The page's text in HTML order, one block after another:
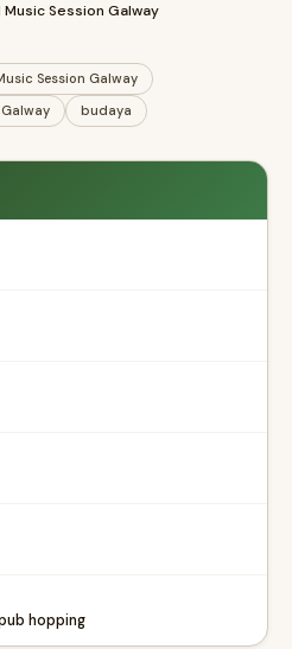
Music Session Galway
Session Galway
Galway budaya
hopping